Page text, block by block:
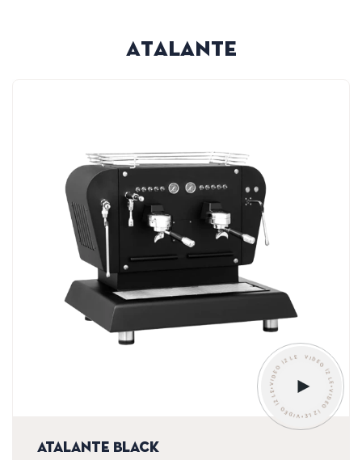
Atalante
Atalante Inox (Latte Art)